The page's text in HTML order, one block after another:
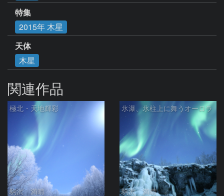
特集
2015年 木星
天体
木星
関連作品
極北・天地輝彩
駒沢 満晴
氷瀑、氷柱上に舞うオーロラ
駒沢 満晴